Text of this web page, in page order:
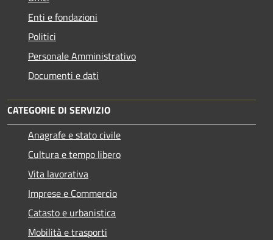
Enti e fondazioni
Politici
Personale Amministrativo
Documenti e dati
CATEGORIE DI SERVIZIO
Anagrafe e stato civile
Cultura e tempo libero
Vita lavorativa
Imprese e Commercio
Catasto e urbanistica
Mobilità e trasporti